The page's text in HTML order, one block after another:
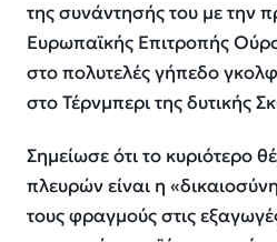
της συνάντησής του με την
Ευρωπαϊκής Επιτροπής
στο πολυτελές γήπεδο γκολφ
στο Τέρνμπερι της δυτικής
Σημείωσε ότι το κυριότερο
πλευρών είναι η
τους φραγμούς στις